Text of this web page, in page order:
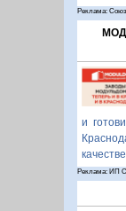
Реклама: Союз
и
Реклама: ИП